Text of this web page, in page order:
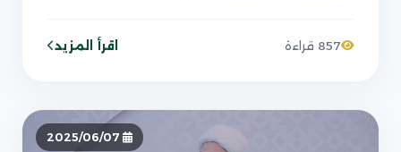
857 قراءة اقرأ المزيد